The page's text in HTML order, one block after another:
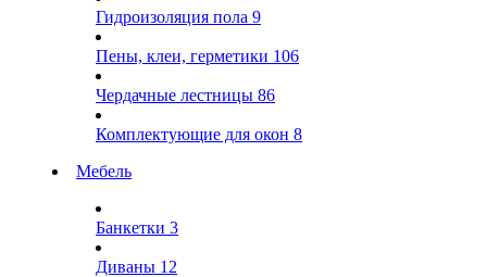
Гидроизоляция пола 9
Пены, клеи, герметики 106
Чердачные лестницы 86
Комплектующие для окон 8
Мебель
Банкетки 3
Диваны 12